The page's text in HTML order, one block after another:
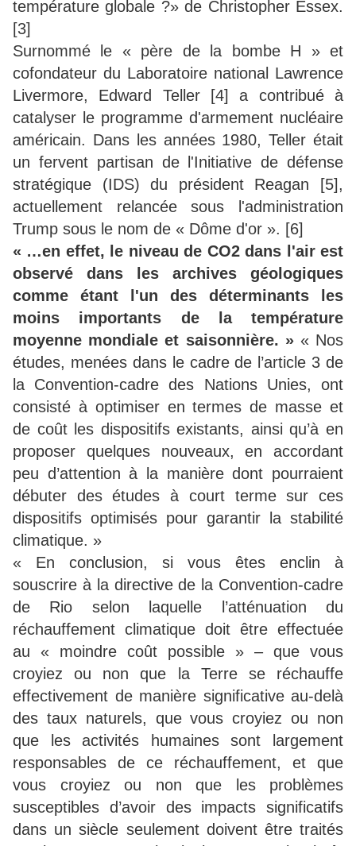
température globale ?» de Christopher Essex.
[3]
Surnommé le « père de la bombe H » et
cofondateur du Laboratoire national Lawrence
Livermore, Edward Teller [4] a contribué à
catalyser le programme d'armement nucléaire
américain. Dans les années 1980, Teller était
un fervent partisan de l'Initiative de défense
stratégique (IDS) du président Reagan [5],
actuellement relancée sous l'administration
Trump sous le nom de « Dôme d'or ». [6]
« …en effet, le niveau de CO2 dans l'air est
observé dans les archives géologiques
comme étant l'un des déterminants les
moins importants de la température
moyenne mondiale et saisonnière. »« Nos
études, menées dans le cadre de l’article 3 de
la Convention-cadre des Nations Unies, ont
consisté à optimiser en termes de masse et
de coût les dispositifs existants, ainsi qu’à en
proposer quelques nouveaux, en accordant
peu d’attention à la manière dont pourraient
débuter des études à court terme sur ces
dispositifs optimisés pour garantir la stabilité
climatique. »
« En conclusion, si vous êtes enclin à
souscrire à la directive de la Convention-cadre
de Rio selon laquelle l’atténuation du
réchauffement climatique doit être effectuée
au « moindre coût possible » – que vous
croyiez ou non que la Terre se réchauffe
effectivement de manière significative au-delà
des taux naturels, que vous croyiez ou non
que les activités humaines sont largement
responsables de ce réchauffement, et que
vous croyiez ou non que les problèmes
susceptibles d’avoir des impacts significatifs
dans un siècle seulement doivent être traités